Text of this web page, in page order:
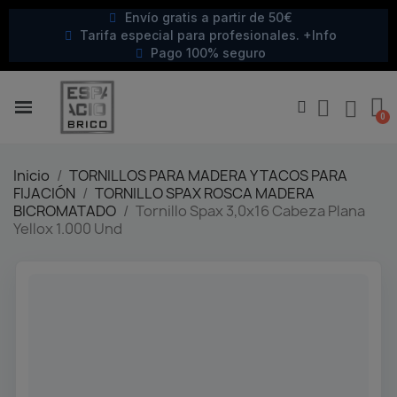
Envío gratis a partir de 50€
Tarifa especial para profesionales. +Info
Pago 100% seguro
Inicio
TORNILLOS PARA MADERA Y TACOS PARA
FIJACIÓN
TORNILLO SPAX ROSCA MADERA
BICROMATADO
Tornillo Spax 3,0x16 Cabeza Plana
Yellox 1.000 Und